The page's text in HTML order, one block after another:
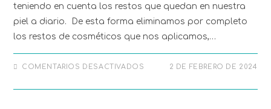
teniendo en cuenta los restos que quedan en nuestra
piel a diario. De esta forma eliminamos por completo
los restos de cosméticos que nos aplicamos,…
COMENTARIOS DESACTIVADOS 2 DE FEBRERO DE 2024